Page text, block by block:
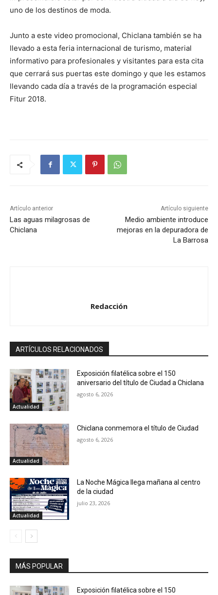
uno de los destinos de moda.
Junto a este video promocional, Chiclana también se ha
llevado a esta feria internacional de turismo, material
informativo para profesionales y visitantes para esta cita
que cerrará sus puertas este domingo y que les estamos
llevando cada día a través de la programación especial
Fitur 2018.
Artículo anterior
Las aguas milagrosas de
Chiclana
Artículo siguiente
Medio ambiente introduce
mejoras en la depuradora de
La Barrosa
Redacción
ARTÍCULOS RELACIONADOS
Actualidad
Exposición filatélica sobre el 150
aniversario del título de Ciudad a Chiclana
agosto 6, 2026
Actualidad
Chiclana conmemora el título de Ciudad
agosto 6, 2026
Actualidad
La Noche Mágica llega mañana al centro
de la ciudad
julio 23, 2026
MÁS POPULAR
Exposición filatélica sobre el 150